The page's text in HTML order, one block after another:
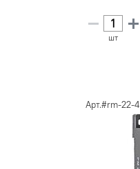
шт
Арт.#rm-22-4